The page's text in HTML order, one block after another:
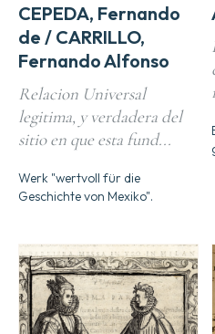
CEPEDA, Fernando
de / CARRILLO,
Fernando Alfonso
Relacion Universal
legitima, y verdadera del
sitio en que esta fund...
Werk "wertvoll für die
Geschichte von Mexiko".